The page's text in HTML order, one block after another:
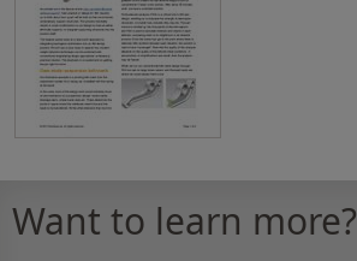
Want to learn more?